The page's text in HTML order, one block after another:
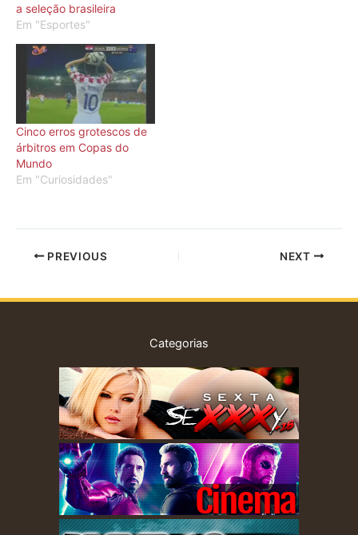
a seleção brasileira
Em "Esportes"
Cinco erros grotescos de
árbitros em Copas do
Mundo
Em "Curiosidades"
PREVIOUS NEXT
Categorias